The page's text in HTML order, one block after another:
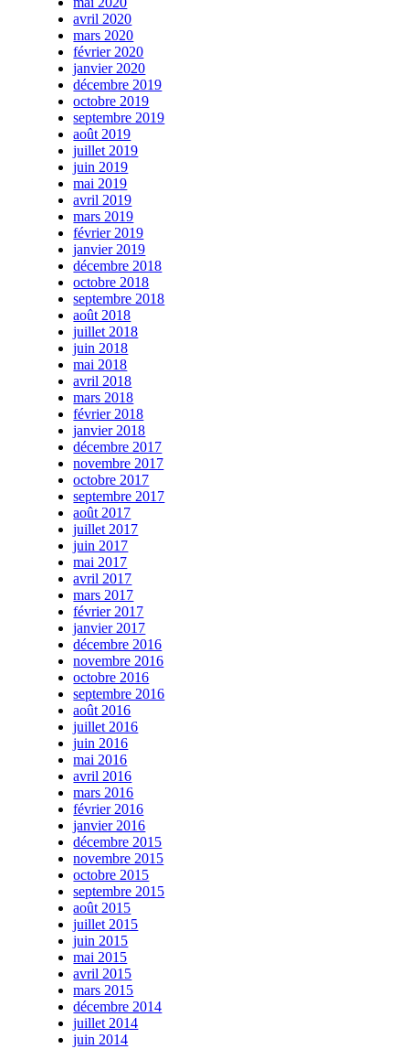
avril 2020
mars 2020
février 2020
janvier 2020
décembre 2019
octobre 2019
septembre 2019
août 2019
juillet 2019
juin 2019
mai 2019
avril 2019
mars 2019
février 2019
janvier 2019
décembre 2018
octobre 2018
septembre 2018
août 2018
juillet 2018
juin 2018
mai 2018
avril 2018
mars 2018
février 2018
janvier 2018
décembre 2017
novembre 2017
octobre 2017
septembre 2017
août 2017
juillet 2017
juin 2017
mai 2017
avril 2017
mars 2017
février 2017
janvier 2017
décembre 2016
novembre 2016
octobre 2016
septembre 2016
août 2016
juillet 2016
juin 2016
mai 2016
avril 2016
mars 2016
février 2016
janvier 2016
décembre 2015
novembre 2015
octobre 2015
septembre 2015
août 2015
juillet 2015
juin 2015
mai 2015
avril 2015
mars 2015
décembre 2014
juillet 2014
juin 2014